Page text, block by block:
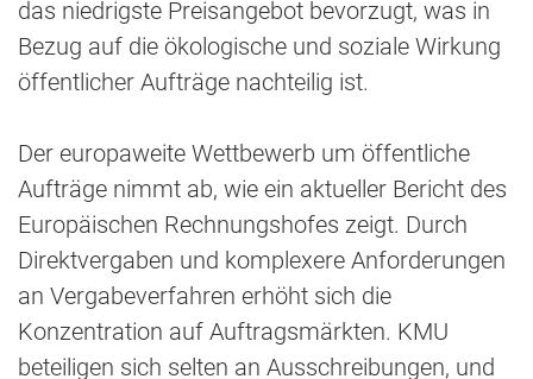
das niedrigste Preisangebot bevorzugt, was in
Bezug auf die ökologische und soziale Wirkung
öffentlicher Aufträge nachteilig ist.
Der europaweite Wettbewerb um öffentliche
Aufträge nimmt ab, wie ein aktueller Bericht des
Europäischen Rechnungshofes zeigt. Durch
Direktvergaben und komplexere Anforderungen
an Vergabeverfahren erhöht sich die
Konzentration auf Auftragsmärkten. KMU
beteiligen sich selten an Ausschreibungen, und